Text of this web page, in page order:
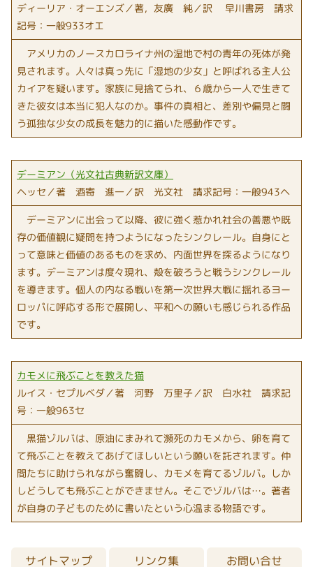
ディーリア・オーエンズ／著，友廣 純／訳 早川書房 請求
記号：一般933オエ
アメリカのノースカロライナ州の湿地で村の青年の死体が発
見されます。人々は真っ先に「湿地の少女」と呼ばれる主人公
カイアを疑います。家族に見捨てられ、６歳から一人で生きて
きた彼女は本当に犯人なのか。事件の真相と、差別や偏見と闘
う孤独な少女の成長を魅力的に描いた感動作です。
デーミアン（光文社古典新訳文庫）
ヘッセ／著 酒寄 進一／訳 光文社 請求記号：一般943ヘ
デーミアンに出会って以降、彼に強く惹かれ社会の善悪や既
存の価値観に疑問を持つようになったシンクレール。自身にと
って意味と価値のあるものを求め、内面世界を探るようになり
ます。デーミアンは度々現れ、殻を破ろうと戦うシンクレール
を導きます。個人の内なる戦いを第一次世界大戦に揺れるヨー
ロッパに呼応する形で展開し、平和への願いも感じられる作品
です。
カモメに飛ぶことを教えた猫
ルイス・セプルベダ／著 河野 万里子／訳 白水社 請求記
号：一般963セ
黒猫ゾルバは、原油にまみれて瀕死のカモメから、卵を育て
て飛ぶことを教えてあげてほしいという願いを託されます。仲
間たちに助けられながら奮闘し、カモメを育てるゾルバ。しか
しどうしても飛ぶことができません。そこでゾルバは…。著者
が自身の子どものために書いたという心温まる物語です。
サイトマップ リンク集 お問い合せ